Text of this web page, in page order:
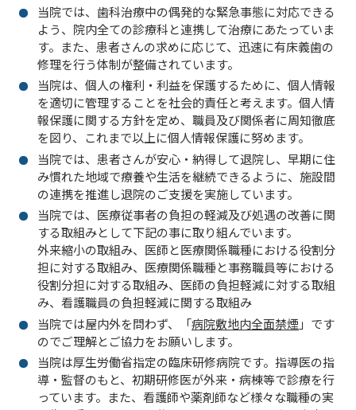
当院では、歯科治療中の偶発的な緊急事態に対応できる
よう、院内全ての診療科と連携して治療にあたっていま
す。また、患者さんの求めに応じて、迅速に有床義歯の
修理を行う体制が整備されています。
当院は、個人の権利・利益を保護するために、個人情報
を適切に管理することを社会的責任と考えます。個人情
報保護に関する方針を定め、職員及び関係者に周知徹底
を図り、これまで以上に個人情報保護に努めます。
当院では、患者さんが安心・納得して退院し、早期に住
み慣れた地域で療養や生活を継続できるように、施設間
の連携を推進し退院のご支援を実施しています。
当院では、医療従事者の負担の軽減及び処遇の改善に関
する取組みとして下記の事に取り組んでいます。
外来縮小の取組み、医師と医療関係職種における役割分
担に対する取組み、医療関係職種と事務職員等における
役割分担に対する取組み、医師の負担軽減に対する取組
み、看護職員の負担軽減に関する取組み
当院では屋内外を問わず、「病院敷地内全面禁煙 」です
のでご理解とご協力をお願いします。
当院は厚生労働省指定の臨床研修病院です。指導医の指
導・監督のもと、初期研修医が外来・病棟等で診療を行
っています。また、看護師や薬剤師など様々な職種の実